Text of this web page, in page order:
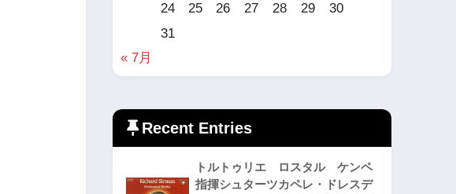
24
25 26 27 28 29
30
31
« 7月
Recent Entries
トルトゥリエ ロスタル ケンペ
指揮シュターツカペレ・ドレスデ